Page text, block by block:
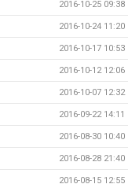
2016-10-25 09:38
2016-10-24 11:20
2016-10-17 10:53
2016-10-12 12:06
2016-10-07 12:32
2016-09-22 14:11
2016-08-30 10:40
2016-08-28 21:40
2016-08-15 12:55